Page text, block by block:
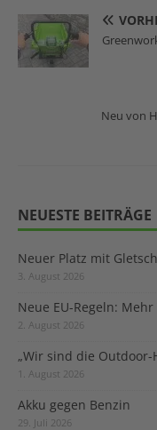
Neu von
NEUESTE BEITRÄGE
Neuer Platz mit
3. August 2026
Neue EU-Regeln:
2. August 2026
„Wir sind die Outdoor-
1. August 2026
Akku gegen Benzin
29. Juli 2026